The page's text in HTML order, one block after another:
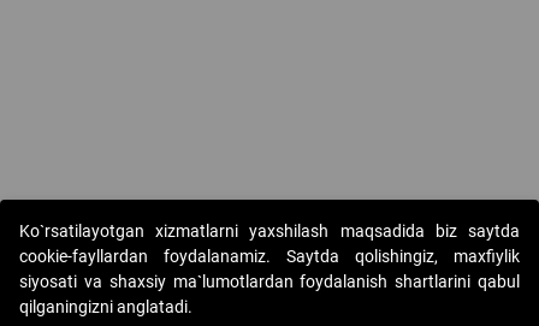
Ko`rsatilayotgan xizmatlarni yaxshilash maqsadida biz saytda
cookie-fayllardan foydalanamiz. Saytda qolishingiz, maxfiylik
siyosati va shaxsiy ma`lumotlardan foydalanish shartlarini qabul
qilganingizni anglatadi.